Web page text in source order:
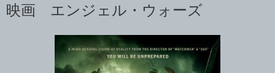
映画 エンジェル・ウォーズ